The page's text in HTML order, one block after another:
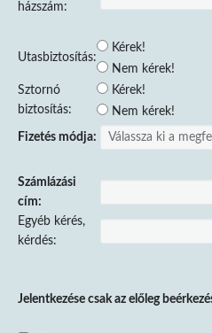
házszám:
Utasbiztosítás:
Kérek!
Nem kérek!
Sztornó
biztosítás:
Kérek!
Nem kérek!
Fizetés módja:
Számlázási
cím:
Egyéb kérés,
kérdés:
Jelentkezése csak az előleg